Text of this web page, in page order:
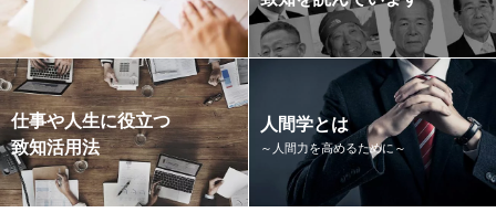
仕事や人生に役立つ
致知活用法
人間学とは
～人間力を高めるために～